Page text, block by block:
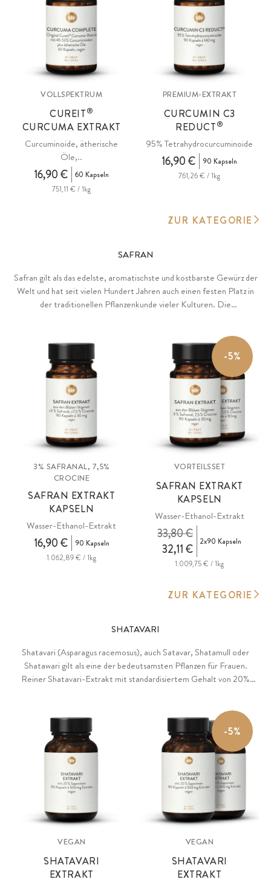
VOLLSPEKTRUM
CUREIT®
CURCUMA EXTRAKT
Curcuminoide, ätherische
Öle,..
16,90 €
60 Kapseln
751,11 € / 1kg
PREMIUM-EXTRAKT
CURCUMIN C3
REDUCT®
95% Tetrahydrocurcuminoide
16,90 €
90 Kapseln
761,26 € / 1kg
ZUR KATEGORIE
SAFRAN
Safran gilt als das edelste, aromatischste und kostbarste Gewürz der
Welt und hat seit vielen Hundert Jahren auch einen festen Platz in
der traditionellen Pflanzenkunde vieler Kulturen. Die
gefördert. Die wichtigsten sind Safranal sowie Crocine.
3% SAFRANAL, 7,5%
CROCINE
SAFRAN EXTRAKT
KAPSELN
Wasser-Ethanol-Extrakt
16,90 €
90 Kapseln
1.062,89 € / 1kg
-5%
VORTEILSSET
SAFRAN EXTRAKT
KAPSELN
Wasser-Ethanol-Extrakt
32,11 €
33,80 € 2x90 Kapseln
1.009,75 € / 1kg
ZUR KATEGORIE
SHATAVARI
Shatavari (Asparagus racemosus), auch Satavar, Shatamull oder
Shatawari gilt als eine der bedeutsamsten Pflanzen für Frauen.
Reiner Shatavari-Extrakt mit standardisiertem Gehalt von 20%
VEGAN
SHATAVARI
EXTRAKT
-5%
VEGAN
SHATAVARI
EXTRAKT